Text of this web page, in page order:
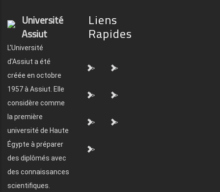
Université
Assiut
L'Université
d'Assiut a été
créée en octobre
1957 à Assiut. Elle
considère comme
la première
université de Haute
Égypte à préparer
des diplômés avec
des connaissances
scientifiques.
Liens
Rapides
"> ">
"> ">
"> ">
">